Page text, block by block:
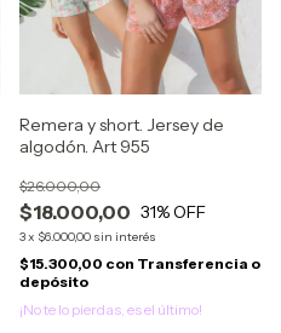
Remera y short. Jersey de
algodón. Art 955
$18.000,00
$26.000,00
31% OFF
3x $6.000,00 sin interés
$15.300,00 con Transferencia o
depósito
¡No te lo pierdas, es el último!